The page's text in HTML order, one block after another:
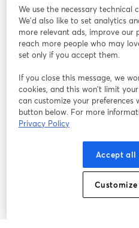
Mitmachen
Webinar
Nutzungsbedingungen
wird in
Datenschutzrichtlinie
wird in
Cookie-Einstellungen
We use the necessary technical
We'd also like to set analytics
more relevant ads, improve our
reach more people who may
set only if you accept them.
If you close this message, we
cookies, and this won’t limit
can customize your preferences
button below. For more
Privacy Policy
Accept all